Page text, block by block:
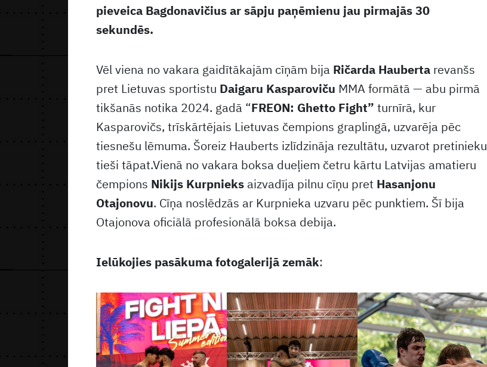
pieveica Bagdonavičius ar sāpju paņēmienu jau pirmajās 30
sekundēs.
Vēl viena no vakara gaidītākajām cīņām bija Ričarda Hauberta revanšs
pret Lietuvas sportistu Daigaru Kasparoviču MMA formātā — abu pirmā
tikšanās notika 2024. gadā “FREON: Ghetto Fight” turnīrā, kur
Kasparovičs, trīskārtējais Lietuvas čempions graplingā, uzvarēja pēc
tiesnešu lēmuma. Šoreiz Hauberts izlīdzināja rezultātu, uzvarot pretinieku
tieši tāpat.Vienā no vakara boksa dueļiem četru kārtu Latvijas amatieru
čempions Nikijs Kurpnieks aizvadīja pilnu cīņu pret Hasanjonu
Otajonovu. Cīņa noslēdzās ar Kurpnieka uzvaru pēc punktiem. Šī bija
Otajonova oficiālā profesionālā boksa debija.
Ielūkojies pasākuma fotogalerijā zemāk: